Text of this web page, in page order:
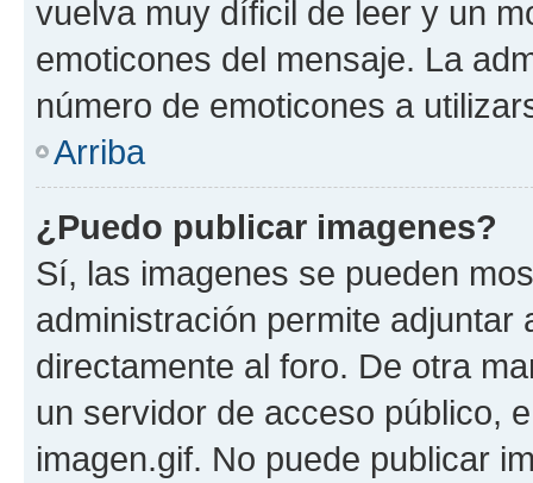
vuelva muy díficil de leer y un
emoticones del mensaje. La
número de emoticones a
Arriba
¿Puedo publicar imagenes?
Sí, las imagenes se pueden
administración permite
directamente al foro. De otra
un servidor de acceso público,
imagen.gif. No puede publicar